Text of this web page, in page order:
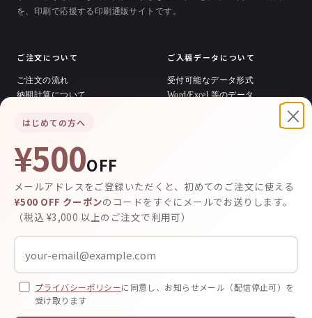
を、印刷で応援する印刷通販サイトです。
ご注文について
ご注文の流れ
納期計算について
料金の計算方法
ご入稿データについて
受付可能なデータ形式
Word/Excel 等のデータ
デザイン / その他
デザイン依頼について
デザイン料金
お客様の声
よくあるご質問
運営会社・特商法
プライバシー
×
はじめての方へ
¥500OFF
メールアドレスをご登録いただくと、初めてのご注文に使える
¥500 OFF クーポンのコードをすぐにメールでお送りします。
（税込 ¥3,000 以上のご注文で利用可）
プライバシーポリシーに同意し、お知らせメール（配信停止可）を
受け取ります